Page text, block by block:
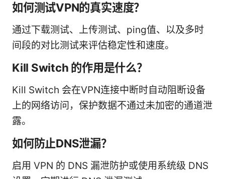
如何测试VPN的真实速度？
通过下载测试、上传测试、ping值、以及多时
间段的对比测试来评估稳定性和速度。
Kill Switch 的作用是什么？
Kill Switch 会在VPN连接中断时自动阻断设备
上的网络访问，保护数据不通过未加密的通道泄
露。
如何防止DNS泄漏？
启用 VPN 的 DNS 漏泄防护或使用系统级 DNS